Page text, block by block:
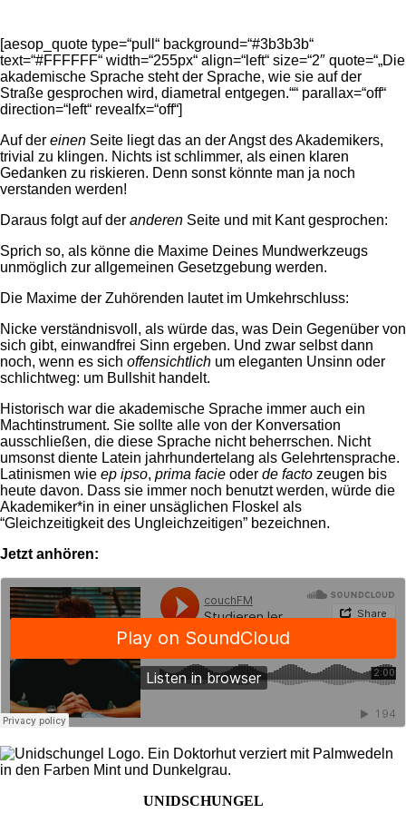
[aesop_quote type=“pull“ background=“#3b3b3b“
text=“#FFFFFF“ width=“255px“ align=“left“ size=“2″ quote=“„Die
akademische Sprache steht der Sprache, wie sie auf der
Straße gesprochen wird, diametral entgegen.““ parallax=“off“
direction=“left“ revealfx=“off“]
Auf der einen Seite liegt das an der Angst des Akademikers,
trivial zu klingen. Nichts ist schlimmer, als einen klaren
Gedanken zu riskieren. Denn sonst könnte man ja noch
verstanden werden!
Daraus folgt auf der anderen Seite und mit Kant gesprochen:
Sprich so, als könne die Maxime Deines Mundwerkzeugs
unmöglich zur allgemeinen Gesetzgebung werden.
Die Maxime der Zuhörenden lautet im Umkehrschluss:
Nicke verständnisvoll, als würde das, was Dein Gegenüber von
sich gibt, einwandfrei Sinn ergeben. Und zwar selbst dann
noch, wenn es sich offensichtlich um eleganten Unsinn oder
schlichtweg: um Bullshit handelt.
Historisch war die akademische Sprache immer auch ein
Machtinstrument. Sie sollte alle von der Konversation
ausschließen, die diese Sprache nicht beherrschen. Nicht
umsonst diente Latein jahrhundertelang als Gelehrtensprache.
Latinismen wie ep ipso, prima facie oder de facto zeugen bis
heute davon. Dass sie immer noch benutzt werden, würde die
Akademiker*in in einer unsäglichen Floskel als
“Gleichzeitigkeit des Ungleichzeitigen” bezeichnen.
Jetzt anhören:
UNIDSCHUNGEL